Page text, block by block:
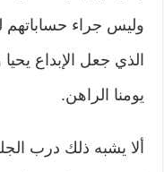
وليس جراء حساباتهم
الذي جعل الإبداع
يومنا الراهن.
ألا يشبه ذلك درب